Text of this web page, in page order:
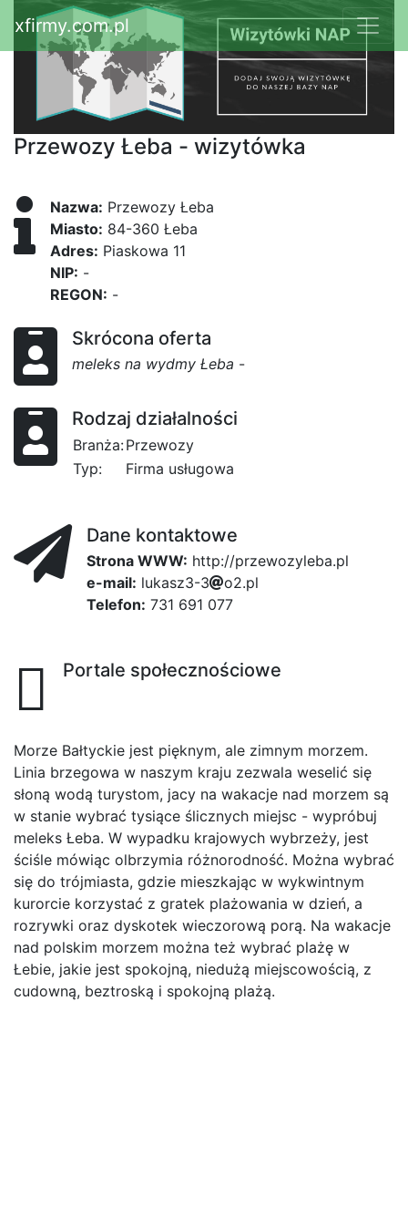
xfirmy.com.pl
Przewozy Łeba - wizytówka
Nazwa: Przewozy Łeba
Miasto: 84-360 Łeba
Adres: Piaskowa 11
NIP: -
REGON: -
Skrócona oferta
meleks na wydmy Łeba -
Rodzaj działalności
Branża:Przewozy
Typ:
Firma usługowa
Dane kontaktowe
Strona WWW: http://przewozyleba.pl
e-mail: l8b
ukasz3-37 o2.pl
Telefon: 731 691 077
Portale społecznościowe
Morze Bałtyckie jest pięknym, ale zimnym morzem.
Linia brzegowa w naszym kraju zezwala weselić się
słoną wodą turystom, jacy na wakacje nad morzem są
w stanie wybrać tysiące ślicznych miejsc - wypróbuj
meleks Łeba. W wypadku krajowych wybrzeży, jest
ściśle mówiąc olbrzymia różnorodność. Można wybrać
się do trójmiasta, gdzie mieszkając w wykwintnym
kurorcie korzystać z gratek plażowania w dzień, a
rozrywki oraz dyskotek wieczorową porą. Na wakacje
nad polskim morzem można też wybrać plażę w
Łebie, jakie jest spokojną, niedużą miejscowością, z
cudowną, beztroską i spokojną plażą.